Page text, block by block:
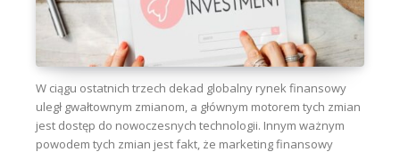
W ciągu ostatnich trzech dekad globalny rynek finansowy
uległ gwałtownym zmianom, a głównym motorem tych zmian
jest dostęp do nowoczesnych technologii. Innym ważnym
powodem tych zmian jest fakt, że marketing finansowy